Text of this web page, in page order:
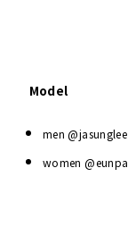
Model
men
women